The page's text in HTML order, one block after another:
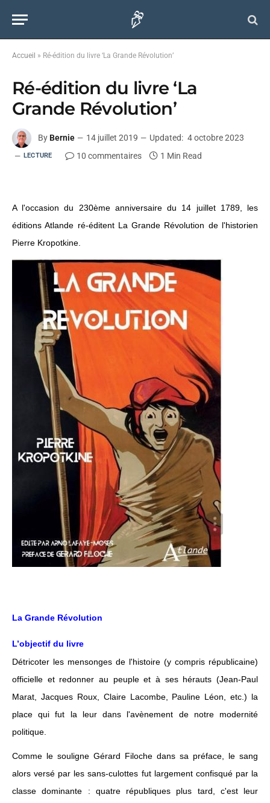
Accueil » Ré-édition du livre ‘La Grande Révolution’
Ré-édition du livre ‘La
Grande Révolution’
By Bernie 14 juillet 2019 Updated: 4 octobre 2023
LECTURE 10 commentaires 1 Min Read
A l'occasion du 230ème anniversaire du 14 juillet 1789, les
éditions Atlande ré-éditent La Grande Révolution de l'historien
Pierre Kropotkine.
La Grande Révolution
L’objectif du livre
Détricoter les mensonges de l'histoire (y compris républicaine)
officielle et redonner au peuple et à ses hérauts (Jean-Paul
Marat, Jacques Roux, Claire Lacombe, Pauline Léon, etc.) la
place qui fut la leur dans l'avènement de notre modernité
politique.
Comme le souligne Gérard Filoche dans sa préface, le sang
alors versé par les sans-culottes fut largement confisqué par la
classe dominante : quatre républiques plus tard, c'est leur